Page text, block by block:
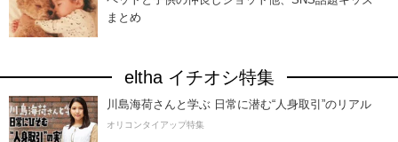
まとめ
eltha イチオシ特集
川島海荷さんと学ぶ 日常に潜む“人身取引”のリアル
オリコンタイアップ特集